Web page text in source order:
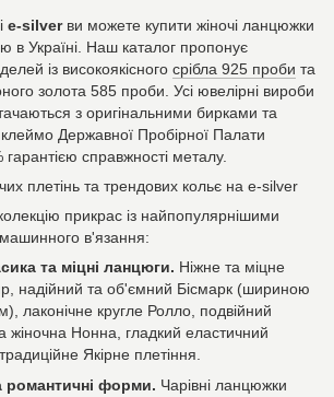
e-silverви можете купити жіночі ланцюжки
в Україні. Наш каталог пропонує
із високоякісного срібла 925 проби та
золота 585 проби. Усі ювелірні вироби
з оригінальними бирками та
Державної Пробірної Палати
справжності металу.
плетінь та трендових кольє на e-silver
прикрас із найпопулярнішими
в'язання:
та міцні ланцюги. Ніжне та міцне
надійний та об'ємний Бісмарк (шириною
лаконічне кругле Ролло, подвійний
жіночна Нонна, гладкий еластичний
Якірне плетіння.
романтичні форми. Чарівні ланцюжки